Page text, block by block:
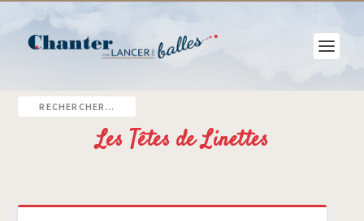
Les Têtes de Linettes